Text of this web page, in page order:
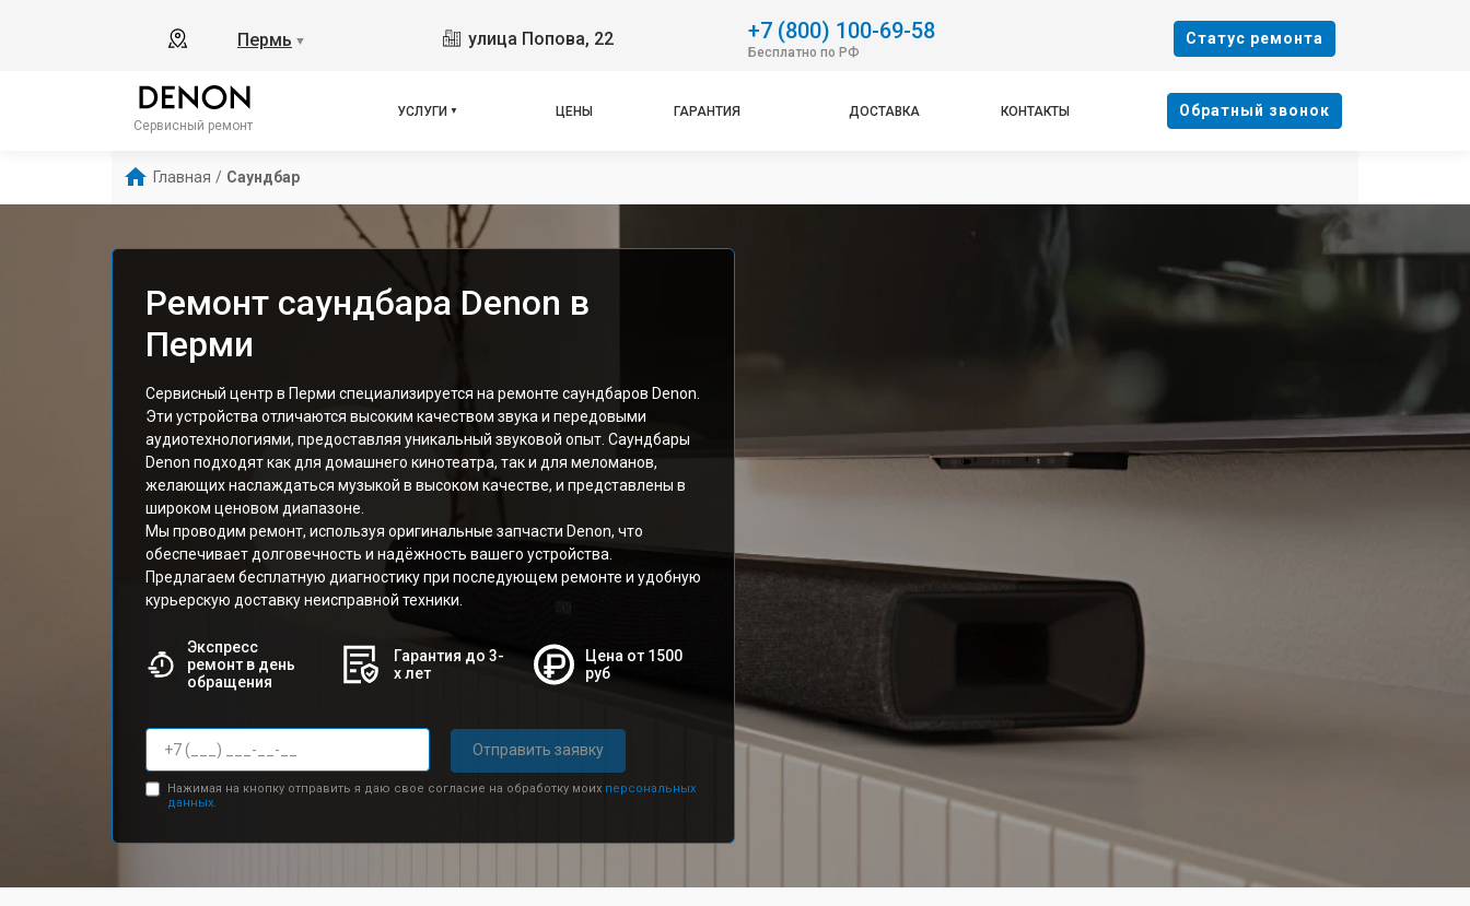
Пермь ▼ улица Попова, 22 +7 (800) 100-69-58
Бесплатно по РФ
Cтатус ремонта
Сервисный ремонт
УСЛУГИ ЦЕНЫ ГАРАНТИЯ ДОСТАВКА КОНТАКТЫ Oбратный звонок
Главная / Саундбар
Ремонт саундбара Denon в
Перми
Сервисный центр в Перми специализируется на ремонте саундбаров Denon.
Эти устройства отличаются высоким качеством звука и передовыми
аудиотехнологиями, предоставляя уникальный звуковой опыт. Саундбары
Denon подходят как для домашнего кинотеатра, так и для меломанов,
желающих наслаждаться музыкой в высоком качестве, и представлены в
широком ценовом диапазоне.
Мы проводим ремонт, используя оригинальные запчасти Denon, что
обеспечивает долговечность и надёжность вашего устройства.
Предлагаем бесплатную диагностику при последующем ремонте и удобную
курьерскую доставку неисправной техники.
Экспресс
ремонт в день
обращения
Гарантия до 3-
х лет
Цена от 1500
руб
Отправить заявку
Нажимая на кнопку отправить я даю свое согласие на обработку моих персональных
данных.